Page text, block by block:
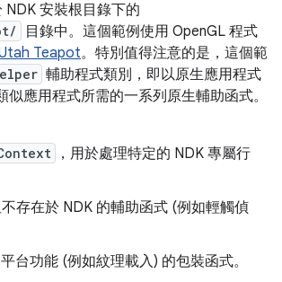
安裝根目錄下的
目錄中。這個範例使用 OpenGL 程式
Teapot。特別值得注意的是，這個範
輔助程式類別，即以原生應用程式
似應用程式所需的一系列原生輔助函式。
，用於處理特定的 NDK 專屬行
存在於 NDK 的輔助函式 (例如輕觸偵
台功能 (例如紋理載入) 的包裝函式。